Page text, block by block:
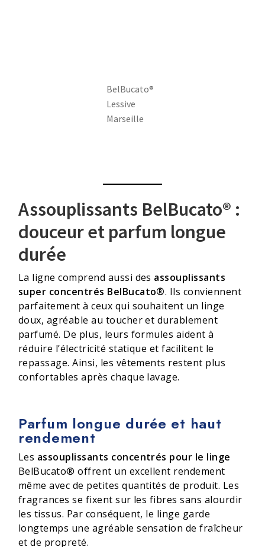
BelBucato®
Lessive
Marseille
Assouplissants BelBucato® :
douceur et parfum longue
durée
La ligne comprend aussi des assouplissants
super concentrés BelBucato®. Ils conviennent
parfaitement à ceux qui souhaitent un linge
doux, agréable au toucher et durablement
parfumé. De plus, leurs formules aident à
réduire l’électricité statique et facilitent le
repassage. Ainsi, les vêtements restent plus
confortables après chaque lavage.
Parfum longue durée et haut
rendement
Les assouplissants concentrés pour le linge
BelBucato® offrent un excellent rendement
même avec de petites quantités de produit. Les
fragrances se fixent sur les fibres sans alourdir
les tissus. Par conséquent, le linge garde
longtemps une agréable sensation de fraîcheur
et de propreté.